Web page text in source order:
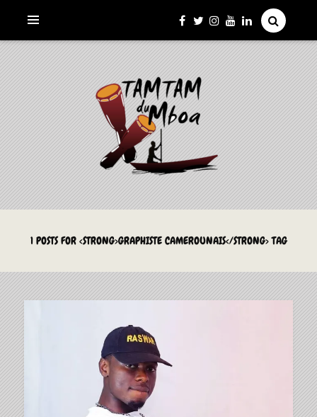
LE TAMTAM DU MBOA
La Culture du Mboa Dévoilée !
1 POSTS FOR <STRONG>GRAPHISTE CAMEROUNAIS</STRONG> TAG